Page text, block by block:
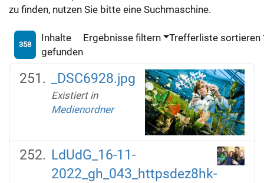
zu finden, nutzen Sie bitte eine Suchmaschine.
358
Inhalte
gefunden
Ergebnisse filtern Trefferliste sortieren
_DSC6928.jpg
Existiert in
Medienordner
LdUdG_16-11-
2022_gh_043_httpsdez8hk-